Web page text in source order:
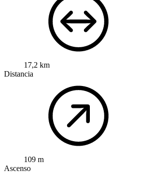
17,2 km
Distancia
109 m
Ascenso